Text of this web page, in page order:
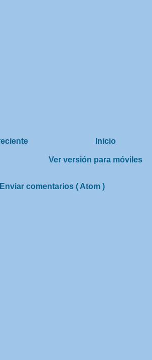
Inicio
Ver versión para móviles
Enviar comentarios ( Atom )